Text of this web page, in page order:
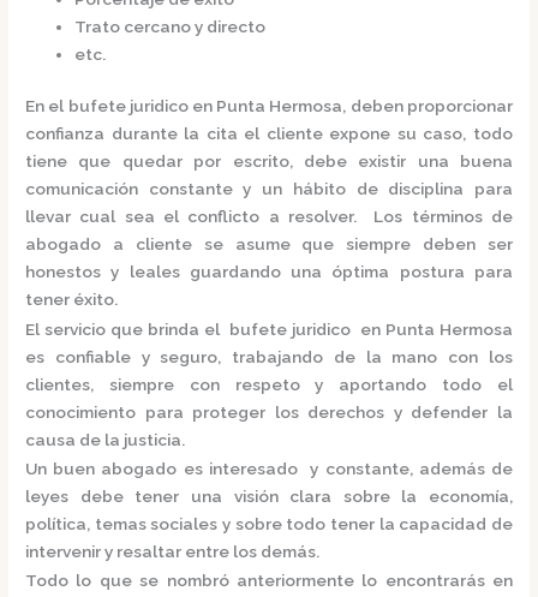
Trato cercano y directo
etc.
En el bufete juridico en Punta Hermosa, deben proporcionar
confianza durante la cita el cliente expone su caso, todo
tiene que quedar por escrito, debe existir una buena
comunicación constante y un hábito de disciplina para
llevar cual sea el conflicto a resolver. Los términos de
abogado a cliente se asume que siempre deben ser
honestos y leales guardando una óptima postura para
tener éxito.
El servicio que brinda el bufete juridico en Punta Hermosa
es confiable y seguro, trabajando de la mano con los
clientes, siempre con respeto y aportando todo el
conocimiento para proteger los derechos y defender la
causa de la justicia.
Un buen abogado es interesado y constante, además de
leyes debe tener una visión clara sobre la economía,
política, temas sociales y sobre todo tener la capacidad de
intervenir y resaltar entre los demás.
Todo lo que se nombró anteriormente lo encontrarás en